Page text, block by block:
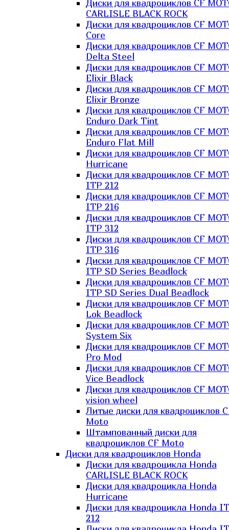
Диски для квадроциклов CF
CARLISLE BLACK ROCK
Диски для квадроциклов CF
Core
Диски для квадроциклов CF
Delta Steel
Диски для квадроциклов CF
Elixir Black
Диски для квадроциклов CF
Elixir Bronze
Диски для квадроциклов CF
Enduro Dark Tint
Диски для квадроциклов CF
Enduro Flat Mill
Диски для квадроциклов CF
Hurricane
Диски для квадроциклов CF
ITP 212
Диски для квадроциклов CF
ITP 216
Диски для квадроциклов CF
ITP 312
Диски для квадроциклов CF
ITP 316
Диски для квадроциклов CF
ITP SD Series Beadlock
Диски для квадроциклов CF
ITP SD Series Dual Beadlock
Диски для квадроциклов CF
Lok Beadlock
Диски для квадроциклов CF
System Six
Диски для квадроциклов CF
Pro Mod
Диски для квадроциклов CF
Vice Beadlock
Диски для квадроциклов CF
vision wheel
Литые диски для квадроциклов
Moto
Штампованный диски для
квадроциклов CF Moto
Диски для квадроциклов Honda
Диски для квадроцикла Honda
CARLISLE BLACK ROCK
Диски для квадроцикла Honda
Hurricane
Диски для квадроцикла Honda
212